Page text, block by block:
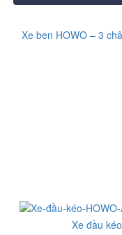
Xe ben HOWO – 3
Xe đầu